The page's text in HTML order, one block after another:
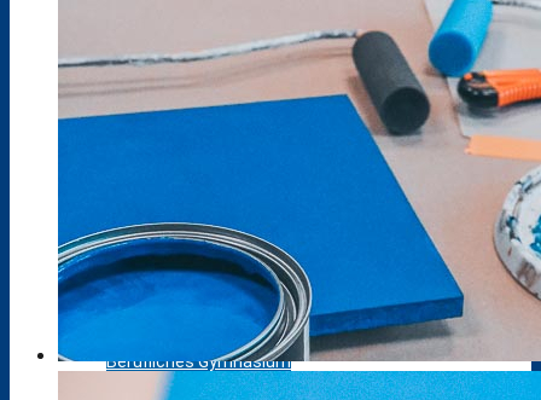
Berufsausbildung im Dualen System
Berufsvorbereitung / AV-SH ohne ESA
Berufliches Gymnasium